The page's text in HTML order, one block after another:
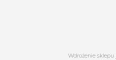
Wdrożenie sklepu